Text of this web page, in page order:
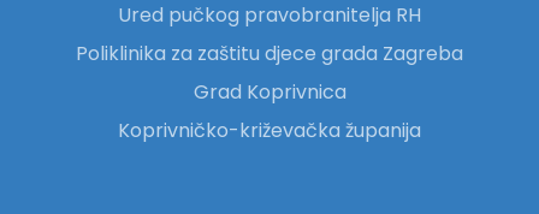
Ured pučkog pravobranitelja RH
Poliklinika za zaštitu djece grada Zagreba
Grad Koprivnica
Koprivničko-križevačka županija